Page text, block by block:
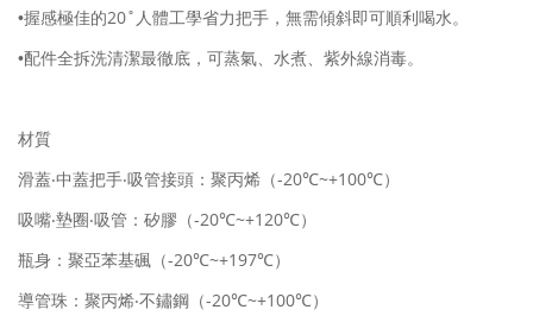
•握感極佳的20˚ 人體工學省力把手，無需傾斜即可順利喝水。
•配件全拆洗清潔最徹底，可蒸氣、水煮、紫外線消毒。
材質
滑蓋‧中蓋把手‧吸管接頭：聚丙烯（-20℃~+100℃）
吸嘴‧墊圈‧吸管：矽膠（-20℃~+120℃）
瓶身：聚亞苯基碸（-20℃~+197℃）
導管珠：聚丙烯‧不鏽鋼（-20℃~+100℃）